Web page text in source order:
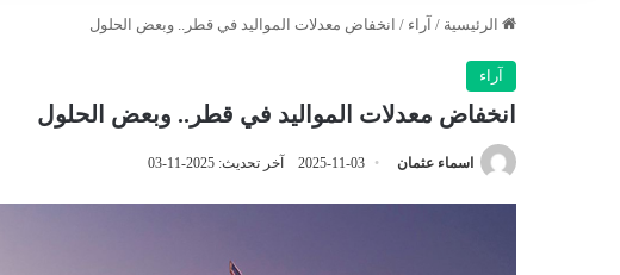
الرئيسية / آراء / انخفاض معدلات المواليد في قطر.. وبعض الحلول
آراء
انخفاض معدلات المواليد في قطر.. وبعض الحلول
اسماء عثمان 2025-11-03 آخر تحديث: 2025-11-03